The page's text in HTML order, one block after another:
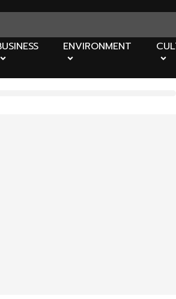
ENVIRONMENT